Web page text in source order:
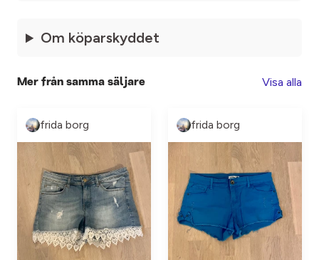
Om köparskyddet
Mer från samma säljare Visa alla
frida borg frida borg